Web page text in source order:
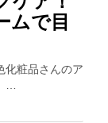
ムで目
化粧品さんのア
…